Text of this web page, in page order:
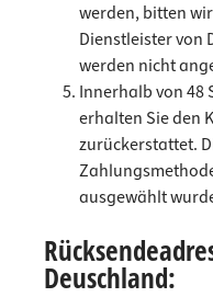
werden, bitten
Dienstleister von
werden nicht
Innerhalb von 48
erhalten Sie den
zurückerstattet.
ausgewählt
Deuschland: